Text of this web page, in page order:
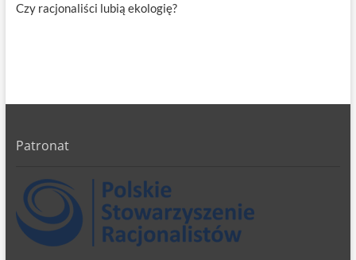
Czy racjonaliści lubią ekologię?
Patronat